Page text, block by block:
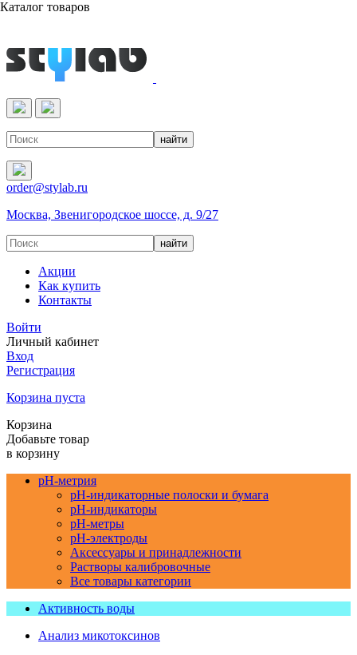
Реактивы & Оборудование
order@stylab.ru
Москва, Звенигородское шоссе, д. 9/27
Акции
Как купить
Контакты
Войти
Личный кабинет
Вход
Регистрация
Корзина пуста
Корзина
Добавьте товар
в корзину
pH-метрия
pH-индикаторные полоски и бумага
pH-индикаторы
pH-метры
pH-электроды
Аксессуары и принадлежности
Растворы калибровочные
Все товары категории
Активность воды
Анализ микотоксинов
Каталог товаров